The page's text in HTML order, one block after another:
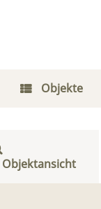
Objekte
Objektansicht